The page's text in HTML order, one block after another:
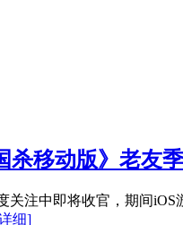
杀移动版》老友
关注中即将收官，期间
细]